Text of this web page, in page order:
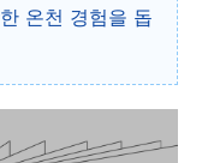
온천 경험을 돕